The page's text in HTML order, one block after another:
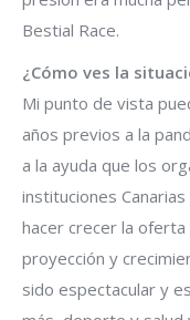
Bestial Race.
¿Cómo ves la
Mi punto de vista
años previos a la
a la ayuda que los
instituciones
hacer crecer la
proyección y
sido espectacular y